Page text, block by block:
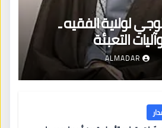
لولاية الفقيه ـ
التعبئة
ALMADAR